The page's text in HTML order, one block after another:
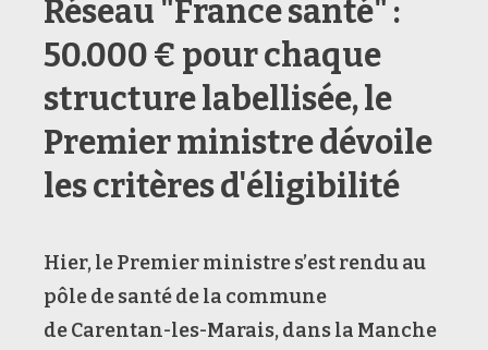
Réseau "France santé" :
50.000 € pour chaque
structure labellisée, le
Premier ministre dévoile
les critères d'éligibilité
Hier, le Premier ministre s’est rendu au
pôle de santé de la commune
de Carentan-les-Marais, dans la Manche